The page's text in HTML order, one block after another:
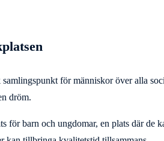
för människor över alla
dröm.
för barn och ungdomar, en plats där de